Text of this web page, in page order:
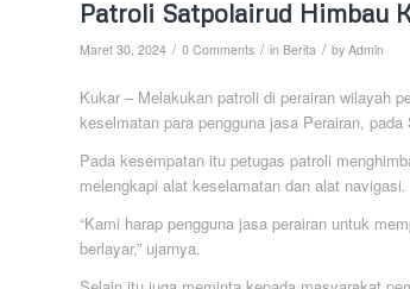
Patroli Satpolairud Himbau
Maret 30, 2024 / 0 Comments / in Berita / by Admin
Kukar – Melakukan patroli di perairan wilayah
keselmatan para pengguna jasa Perairan, pada
Pada kesempatan itu petugas patroli
melengkapi alat keselamatan dan alat navigasi.
“Kami harap pengguna jasa perairan untuk
berlayar,” ujarnya.